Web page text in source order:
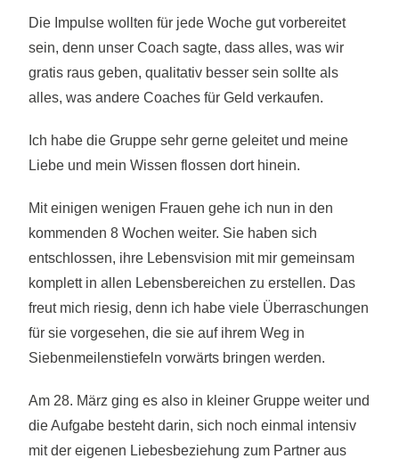
Die Impulse wollten für jede Woche gut vorbereitet
sein, denn unser Coach sagte, dass alles, was wir
gratis raus geben, qualitativ besser sein sollte als
alles, was andere Coaches für Geld verkaufen.
Ich habe die Gruppe sehr gerne geleitet und meine
Liebe und mein Wissen flossen dort hinein.
Mit einigen wenigen Frauen gehe ich nun in den
kommenden 8 Wochen weiter. Sie haben sich
entschlossen, ihre Lebensvision mit mir gemeinsam
komplett in allen Lebensbereichen zu erstellen. Das
freut mich riesig, denn ich habe viele Überraschungen
für sie vorgesehen, die sie auf ihrem Weg in
Siebenmeilenstiefeln vorwärts bringen werden.
Am 28. März ging es also in kleiner Gruppe weiter und
die Aufgabe besteht darin, sich noch einmal intensiv
mit der eigenen Liebesbeziehung zum Partner aus